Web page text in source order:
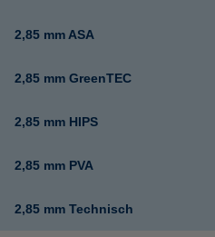
2,85 mm ASA
2,85 mm GreenTEC
2,85 mm HIPS
2,85 mm PVA
2,85 mm Technisch